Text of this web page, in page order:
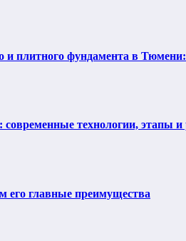
и плитного фундамента в
современные технологии, этапы
его главные преимущества